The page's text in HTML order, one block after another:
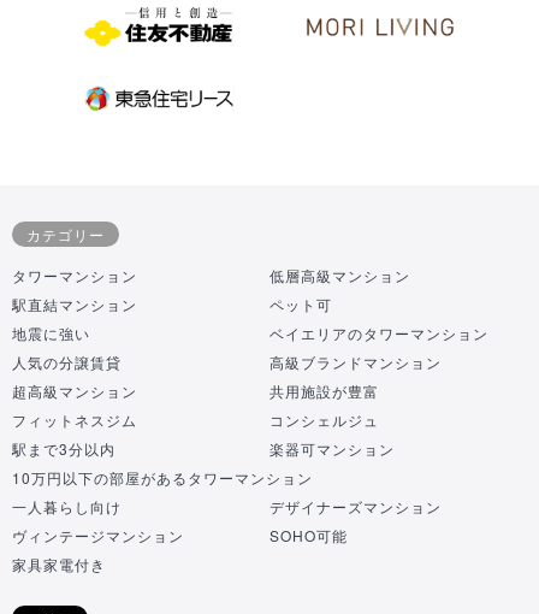
カテゴリー
タワーマンション
低層高級マンション
駅直結マンション
ペット可
地震に強い
ベイエリアのタワーマンション
人気の分譲賃貸
高級ブランドマンション
超高級マンション
共用施設が豊富
フィットネスジム
コンシェルジュ
駅まで3分以内
楽器可マンション
10万円以下の部屋があるタワーマンション
一人暮らし向け
デザイナーズマンション
ヴィンテージマンション
SOHO可能
家具家電付き